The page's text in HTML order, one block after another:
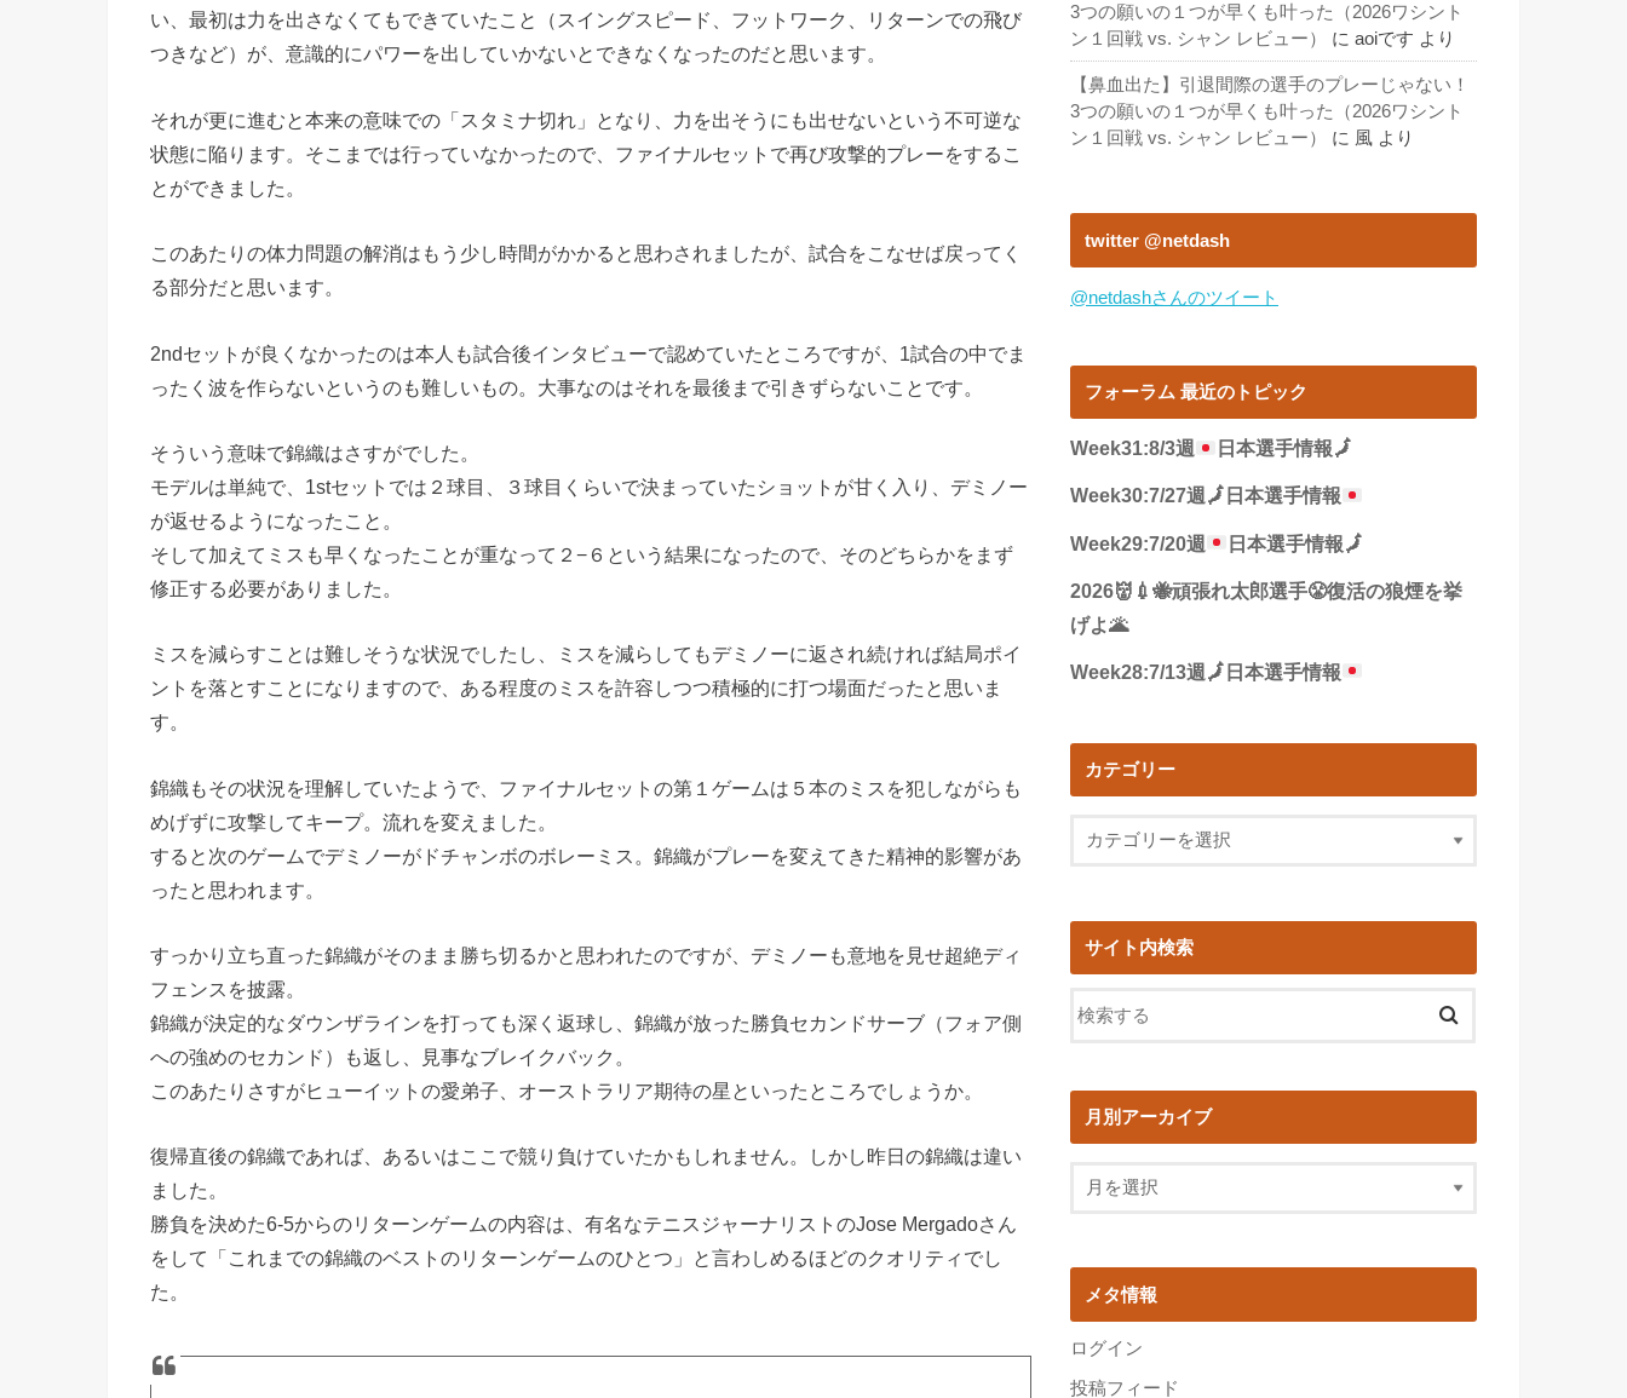
い、最初は力を出さなくてもできていたこと（スイングスピード、フットワーク、リターンでの飛び
つきなど）が、意識的にパワーを出していかないとできなくなったのだと思います。
それが更に進むと本来の意味での「スタミナ切れ」となり、力を出そうにも出せないという不可逆な
状態に陥ります。そこまでは行っていなかったので、ファイナルセットで再び攻撃的プレーをするこ
とができました。
このあたりの体力問題の解消はもう少し時間がかかると思わされましたが、試合をこなせば戻ってく
る部分だと思います。
2ndセットが良くなかったのは本人も試合後インタビューで認めていたところですが、1試合の中でま
ったく波を作らないというのも難しいもの。大事なのはそれを最後まで引きずらないことです。
そういう意味で錦織はさすがでした。
モデルは単純で、1stセットでは２球目、３球目くらいで決まっていたショットが甘く入り、デミノー
が返せるようになったこと。
そして加えてミスも早くなったことが重なって２−６という結果になったので、そのどちらかをまず
修正する必要がありました。
ミスを減らすことは難しそうな状況でしたし、ミスを減らしてもデミノーに返され続ければ結局ポイ
ントを落とすことになりますので、ある程度のミスを許容しつつ積極的に打つ場面だったと思いま
す。
錦織もその状況を理解していたようで、ファイナルセットの第１ゲームは５本のミスを犯しながらも
めげずに攻撃してキープ。流れを変えました。
すると次のゲームでデミノーがドチャンボのボレーミス。錦織がプレーを変えてきた精神的影響があ
ったと思われます。
すっかり立ち直った錦織がそのまま勝ち切るかと思われたのですが、デミノーも意地を見せ超絶ディ
フェンスを披露。
錦織が決定的なダウンザラインを打っても深く返球し、錦織が放った勝負セカンドサーブ（フォア側
への強めのセカンド）も返し、見事なブレイクバック。
このあたりさすがヒューイットの愛弟子、オーストラリア期待の星といったところでしょうか。
復帰直後の錦織であれば、あるいはここで競り負けていたかもしれません。しかし昨日の錦織は違い
ました。
勝負を決めた6-5からのリターンゲームの内容は、有名なテニスジャーナリストのJose Mergadoさん
をして「これまでの錦織のベストのリターンゲームのひとつ」と言わしめるほどのクオリティでし
た。
3つの願いの１つが早くも叶った（2026ワシント
ン１回戦 vs. シャン レビュー）
に aoiです より
【鼻血出た】引退間際の選手のプレーじゃない！
3つの願いの１つが早くも叶った（2026ワシント
ン１回戦 vs. シャン レビュー）
に 風 より
twitter @netdash
@netdashさんのツイート
フォーラム 最近のトピック
Week31:8/3週 日本選手情報🗾
Week30:7/27週🗾 日本選手情報
Week29:7/20週 日本選手情報🗾
2026👹💉🐝頑張れ太郎選手😤復活の狼煙を挙
げよ🌋
Week28:7/13週 🗾 日本選手情報
カテゴリー
サイト内検索
月別アーカイブ
メタ情報
ログイン
投稿フィード